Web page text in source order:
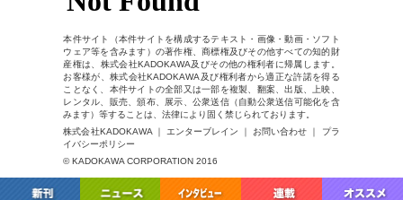
本件サイト（本件サイトを構成するテキスト・画像・動画・ソフト
ウェア等を含みます）の著作権、商標権及びその他すべての知的財
産権は、株式会社KADOKAWA及びその他の権利者に帰属します。
お客様が、株式会社KADOKAWA及び権利者から適正な許諾を得る
ことなく、本件サイトの全部又は一部を複製、翻案、出版、上映、
レンタル、販売、頒布、展示、公衆送信（自動公衆送信可能化を含
みます）等することは、法律により固く禁じられております。
株式会社KADOKAWA ｜ エンターブレイン ｜ お問い合わせ ｜ プラ
イバシーポリシー
© KADOKAWA CORPORATION 2016